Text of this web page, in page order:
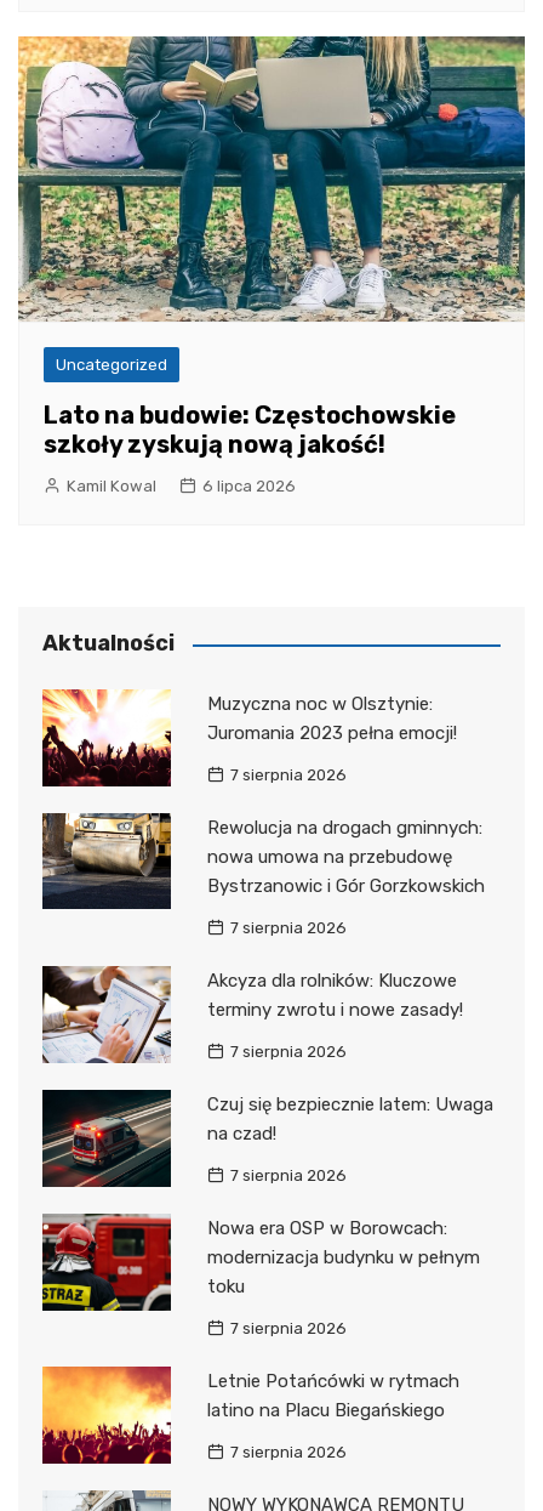
Uncategorized
Lato na budowie: Częstochowskie
szkoły zyskują nową jakość!
Kamil Kowal 6 lipca 2026
Aktualności
Muzyczna noc w Olsztynie:
Juromania 2023 pełna emocji!
7 sierpnia 2026
Rewolucja na drogach gminnych:
nowa umowa na przebudowę
Bystrzanowic i Gór Gorzkowskich
7 sierpnia 2026
Akcyza dla rolników: Kluczowe
terminy zwrotu i nowe zasady!
7 sierpnia 2026
Czuj się bezpiecznie latem: Uwaga
na czad!
7 sierpnia 2026
Nowa era OSP w Borowcach:
modernizacja budynku w pełnym
toku
7 sierpnia 2026
Letnie Potańcówki w rytmach
latino na Placu Biegańskiego
7 sierpnia 2026
NOWY WYKONAWCA REMONTU